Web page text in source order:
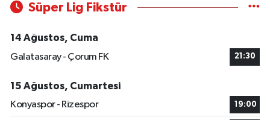
Süper Lig Fikstür
14 Ağustos, Cuma
Galatasaray - Çorum FK
21:30
15 Ağustos, Cumartesi
Konyaspor - Rizespor
19:00